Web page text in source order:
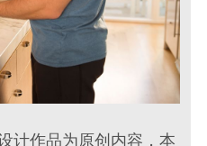
计作品为原创内容，本